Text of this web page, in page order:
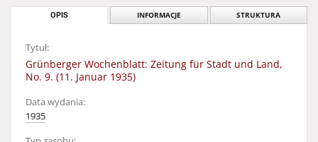
OPIS INFORMACJE STRUKTURA
Tytuł:
Grünberger Wochenblatt: Zeitung für Stadt und Land,
No. 9. (11. Januar 1935)
Data wydania:
1935